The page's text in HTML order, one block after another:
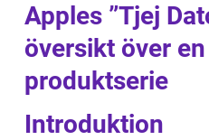
Apples ”Tjej
översikt över
produktserie
Introduktion